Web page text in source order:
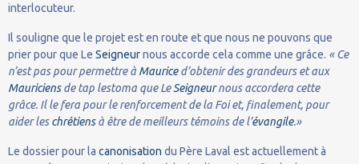
interlocuteur.
Il souligne que le projet est en route et que nous ne pouvons que
prier pour que Le Seigneurnous accorde cela comme une grâce. « Ce
n’est pas pour permettre à Mauriced’obtenir des grandeurs et aux
Mauriciensde tap lestoma que LeSeigneurnous accordera cette
grâce. Il le fera pour le renforcement de la Foi et, finalement, pour
aider leschrétiensà être de meilleurs témoins de l’évangile.»
Le dossier pour la canonisation du Père Laval est actuellement à